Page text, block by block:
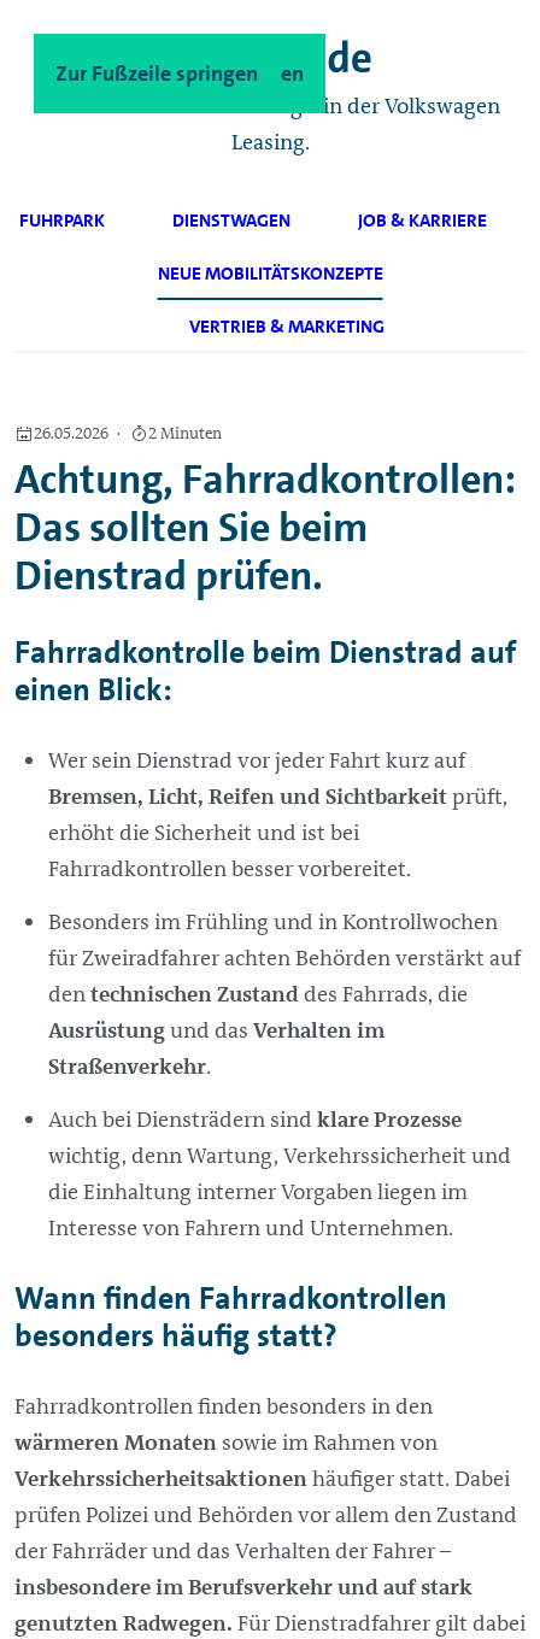
Zum Hauptinhalt springen
Zur Fußzeile springen
Das Geschäftskunden-Magazin der Volkswagen
Leasing.
FUHRPARK DIENSTWAGEN JOB & KARRIERE
NEUE MOBILITÄTSKONZEPTE
VERTRIEB & MARKETING
26.05.2026 2 Minuten
Achtung, Fahrradkontrollen:
Das sollten Sie beim
Dienstrad prüfen.
Fahrradkontrolle beim Dienstrad auf
einen Blick:
Wer sein Dienstrad vor jeder Fahrt kurz auf
Bremsen, Licht, Reifen und Sichtbarkeitprüft,
erhöht die Sicherheit und ist bei
Fahrradkontrollen besser vorbereitet.
Besonders im Frühling und in Kontrollwochen
für Zweiradfahrer achten Behörden verstärkt auf
dentechnischen Zustanddes Fahrrads, die
Ausrüstungund das Verhalten im
Straßenverkehr.
Auch bei Diensträdern sind klare Prozesse
wichtig, denn Wartung, Verkehrssicherheit und
die Einhaltung interner Vorgaben liegen im
Interesse von Fahrern und Unternehmen.
Wann finden Fahrradkontrollen
besonders häufig statt?
Fahrradkontrollen finden besonders in den
wärmeren Monaten sowie im Rahmen von
Verkehrssicherheitsaktionenhäufiger statt. Dabei
prüfen Polizei und Behörden vor allem den Zustand
der Fahrräder und das Verhalten der Fahrer –
insbesondere im Berufsverkehr und auf stark
genutzten Radwegen. Für Dienstradfahrer gilt dabei